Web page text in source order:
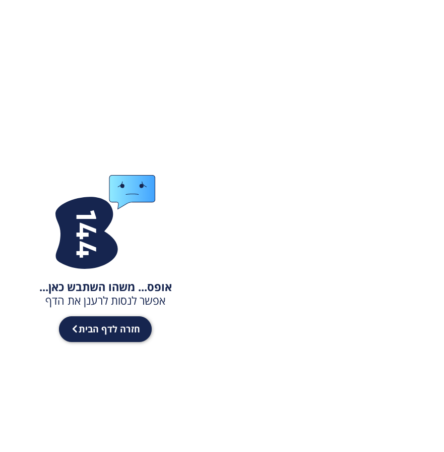
אופס... משהו השתבש כאן...
אפשר לנסות לרענן את הדף
חזרה לדף הבית